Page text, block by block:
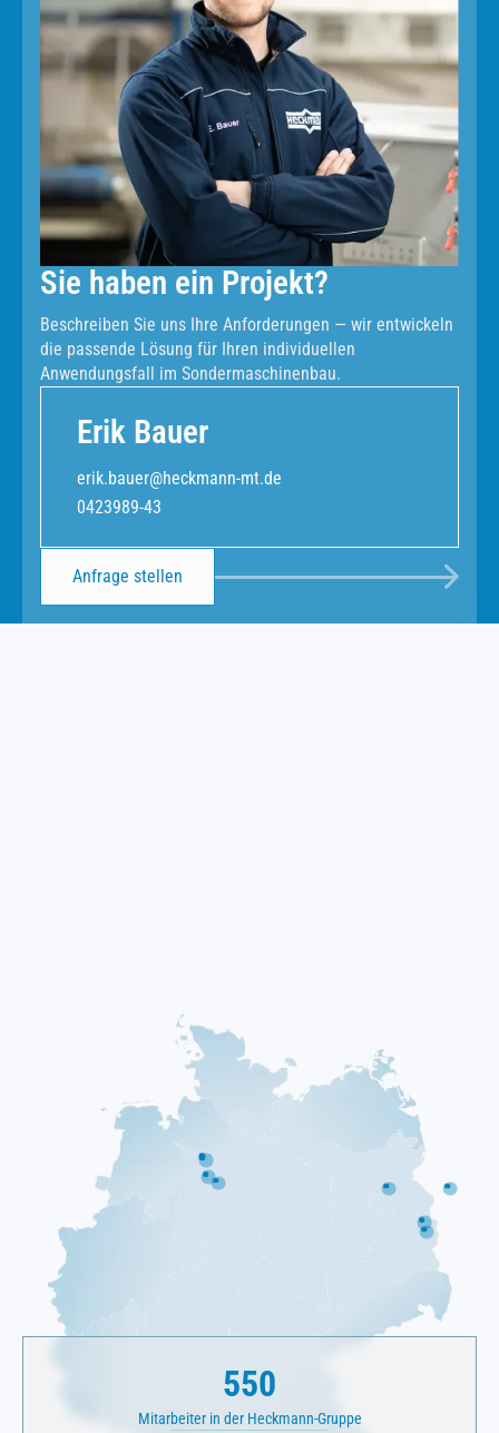
Sie haben ein Projekt?
Beschreiben Sie uns Ihre Anforderungen — wir entwickeln
die passende Lösung für Ihren individuellen
Anwendungsfall im Sondermaschinenbau.
Erik Bauer
erik.bauer@heckmann-mt.de
0423989-43
Anfrage stellen
550
Mitarbeiter in der Heckmann-Gruppe